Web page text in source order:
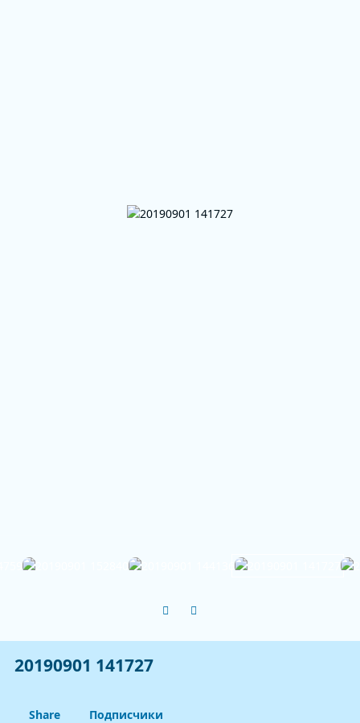
Previous carousel slide
Next carousel slide
20190901 141727
Share
Подписчики